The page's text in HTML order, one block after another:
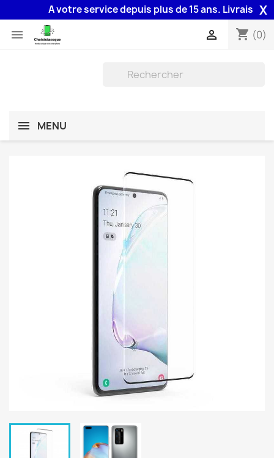
A votre service depuis plus de 15 ans. Livraison X
 shopping_cart (0)

MENU